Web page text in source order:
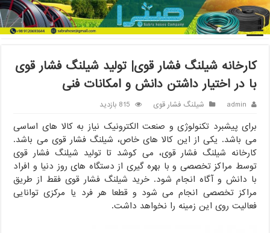
خانه / شیلنگ فشار قوی / کارخانه شیلنگ فشار قوی| تولید شیلنگ فشار
قوی با در اختیار داشتن دانش و امکانات فنی
کارخانه شیلنگ فشار قوی| تولید شیلنگ فشار قوی
با در اختیار داشتن دانش و امکانات فنی
admin شیلنگ فشار قوی 815 بازدید
برای پیشبرد تکنولوژی و صنعت الکترونیک نیاز به کالا های اساسی
می باشد. یکی از این کالا های خاص، شیلنگ فشار قوی می باشد.
کارخانه شیلنگ فشار قوی، می کوشد تا تولید شیلنگ فشار قوی
توسط مراکز تخصصی و با بهره گیری از دستگاه های روز دنیا و افراد
با دانش و آگاه انجام شود. خرید شیلنگ فشار قوی فقط از طریق
مراکز تخصصی انجام می شود و قطعا هر فرد یا مرکزی توانایی
فعالیت روی این زمینه را نخواهد داشت.